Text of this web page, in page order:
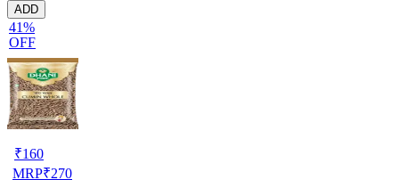
ADD
41%
OFF
₹160
MRP₹270